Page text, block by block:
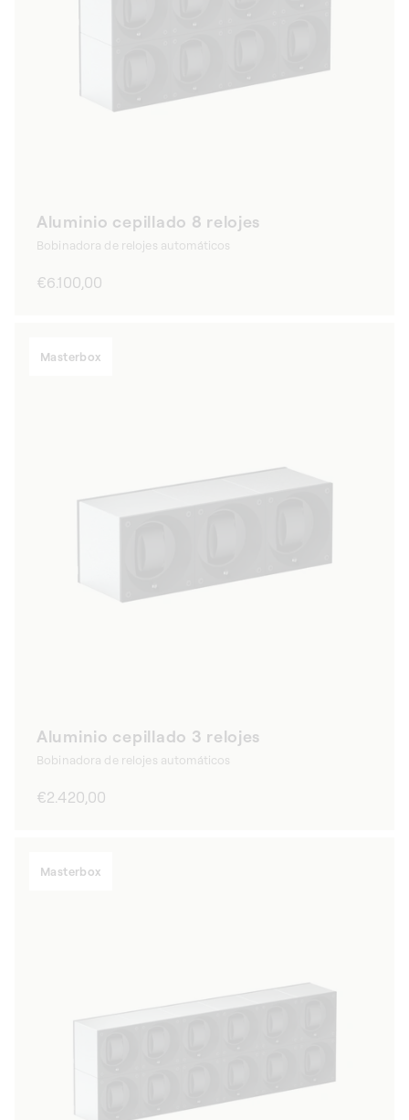
Aluminio cepillado 8 relojes
Bobinadora de relojes automáticos
Precio
€6.100,00
Masterbox
Aluminio cepillado 3 relojes
Bobinadora de relojes automáticos
Precio
€2.420,00
Masterbox